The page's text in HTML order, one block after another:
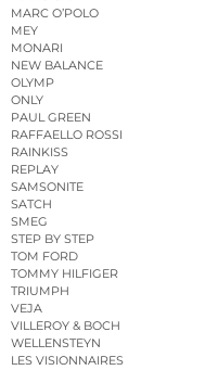
MARC O’POLO
MEY
MONARI
NEW BALANCE
OLYMP
ONLY
PAUL GREEN
RAFFAELLO ROSSI
RAINKISS
REPLAY
SAMSONITE
SATCH
SMEG
STEP BY STEP
TOM FORD
TOMMY HILFIGER
TRIUMPH
VEJA
VILLEROY & BOCH
WELLENSTEYN
LES VISIONNAIRES